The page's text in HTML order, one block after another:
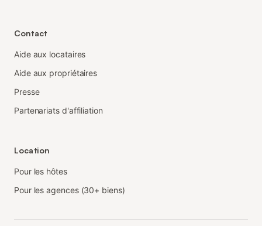
Contact
Aide aux locataires
Aide aux propriétaires
Presse
Partenariats d'affiliation
Location
Pour les hôtes
Pour les agences (30+ biens)